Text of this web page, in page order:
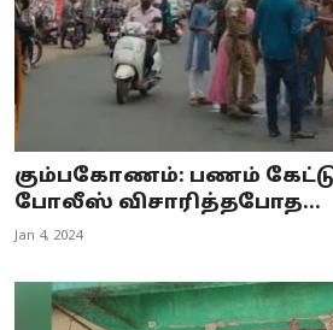
கும்பகோணம்: பணம் கேட்டு
போலீஸ் விசாரித்தபோத...
Jan 4, 2024